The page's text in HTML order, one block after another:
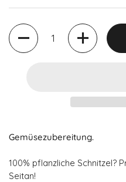
Quantità
Gemüsezubereitung.
100% pflanzliche Schnitzel?
Seitan!